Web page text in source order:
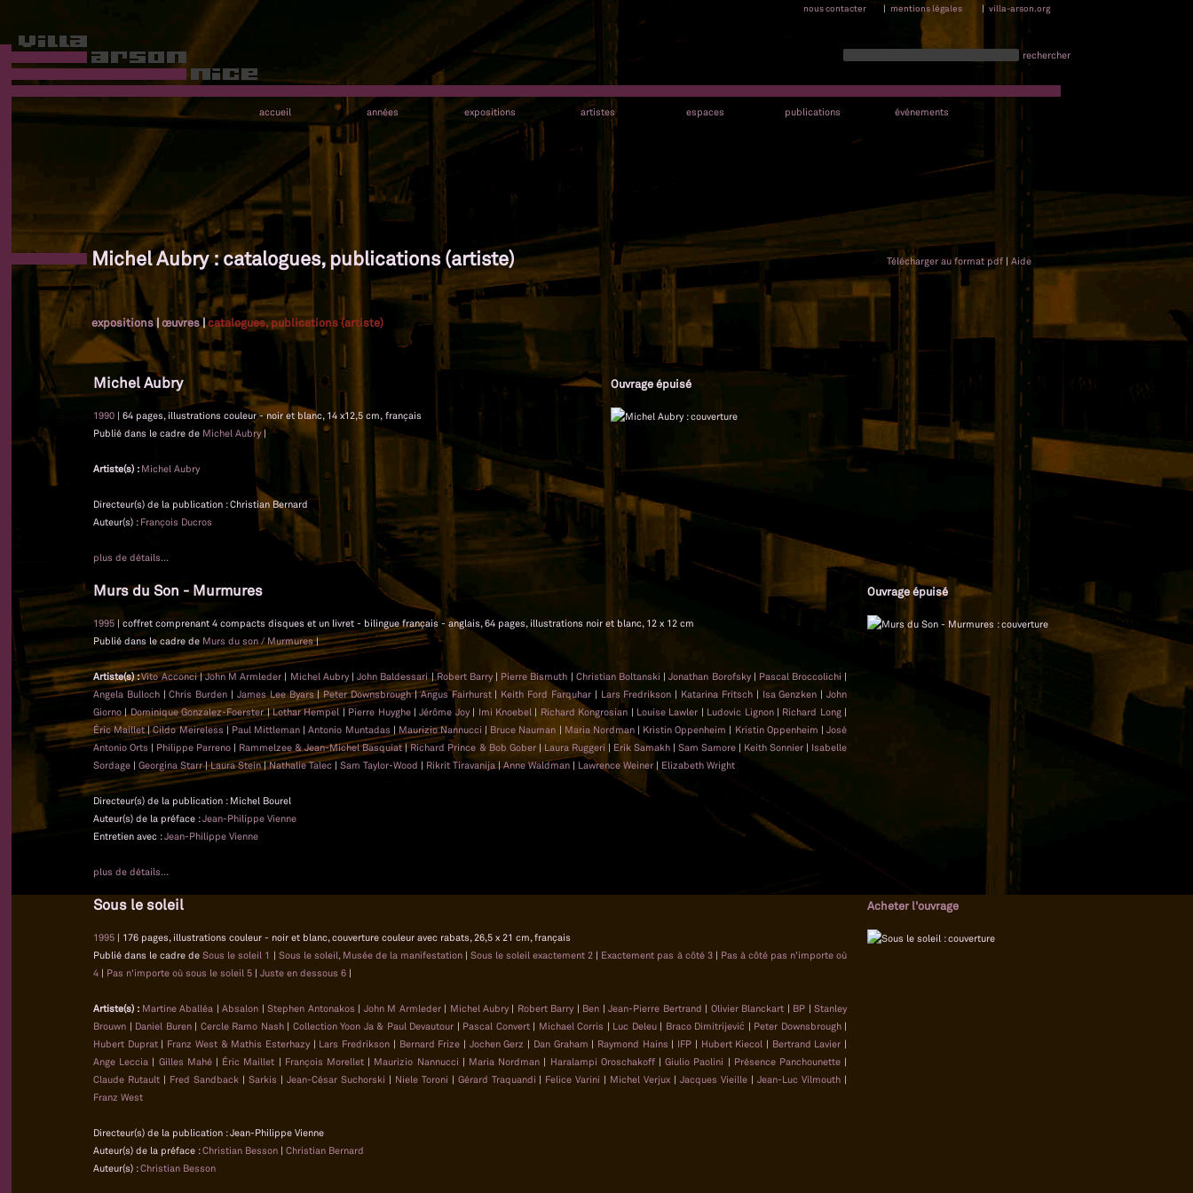
nous contacter | mentions légales | villa-arson.org
rechercher
accueil années expositions artistes espaces publications événements
Michel Aubry : catalogues, publications (artiste) Télécharger au format pdf | Aide
expositions|œuvres|catalogues, publications (artiste)
Michel Aubry Ouvrage épuisé
1990 | 64 pages, illustrations couleur - noir et blanc, 14 x12,5 cm, français
Publié dans le cadre de Michel Aubry |
Artiste(s) : Michel Aubry
Directeur(s) de la publication : Christian Bernard
Auteur(s) : François Ducros
plus de détails...
Murs du Son - Murmures Ouvrage épuisé
1995 | coffret comprenant 4 compacts disques et un livret - bilingue français - anglais, 64 pages, illustrations noir et blanc, 12 x 12 cm
Publié dans le cadre de Murs du son / Murmures|
Artiste(s) :Vito Acconci|John M Armleder | Michel Aubry|John Baldessari|Robert Barry| Pierre Bismuth | Christian Boltanski |Jonathan Borofsky| Pascal Broccolichi |
Angela Bulloch|Chris Burden | James Lee Byars|Peter Downsbrough|Angus Fairhurst| Keith Ford Farquhar| Lars Fredrikson | Katarina Fritsch| Isa Genzken |John
Giorno |Dominique Gonzalez-Foerster|Lothar Hempel|Pierre Huyghe|Jérôme Joy| Imi Knoebel | Richard Kongrosian | Louise Lawler | Ludovic Lignon| Richard Long|
Éric Maillet|Cildo Meireless|Paul Mittleman |Antonio Muntadas | Maurizio Nannucci | Bruce Nauman | Maria Nordman| Kristin Oppenheim | Kristin Oppenheim |José
Antonio Orts | Philippe Parreno | Rammelzee & Jean-Michel Basquiat|Richard Prince & Bob Gober| Laura Ruggeri | Erik Samakh| Sam Samore| Keith Sonnier | Isabelle
Sordage | Georgina Starr|Laura Stein|Nathalie Talec | Sam Taylor-Wood | Rikrit Tiravanija|Anne Waldman | Lawrence Weiner | Elizabeth Wright
Directeur(s) de la publication : Michel Bourel
Auteur(s) de la préface :Jean-Philippe Vienne
Entretien avec :Jean-Philippe Vienne
plus de détails...
Sous le soleil Acheter l'ouvrage
1995 | 176 pages, illustrations couleur - noir et blanc, couverture couleur avec rabats, 26,5 x 21 cm, français
Publié dans le cadre deSous le soleil 1 | Sous le soleil, Musée de la manifestation|Sous le soleil exactement 2 | Exactement pas à côté 3| Pas à côté pas n'importe où
4 | Pas n'importe où sous le soleil 5 | Juste en dessous 6 |
Artiste(s) : Martine Aballéa |Absalon |Stephen Antonakos | John M Armleder| Michel Aubry | Robert Barry | Ben |Jean-Pierre Bertrand | Olivier Blanckart | BP |Stanley
Brouwn | Daniel Buren| Cercle Ramo Nash| Collection Yoon Ja & Paul Devautour | Pascal Convert| Michael Corris | Luc Deleu| Braco Dimitrijević | Peter Downsbrough|
Hubert Duprat| Franz West & Mathis Esterhazy| Lars Fredrikson | Bernard Frize | Jochen Gerz | Dan Graham | Raymond Hains | IFP | Hubert Kiecol | Bertrand Lavier |
Ange Leccia | Gilles Mahé| Éric Maillet | François Morellet| Maurizio Nannucci | Maria Nordman | Haralampi Oroschakoff|Giulio Paolini | Présence Panchounette|
Claude Rutault| Fred Sandback| Sarkis | Jean-César Suchorski | Niele Toroni | Gérard Traquandi | Felice Varini | Michel Verjux |Jacques Vieille |Jean-Luc Vilmouth |
Franz West
Directeur(s) de la publication : Jean-Philippe Vienne
Auteur(s) de la préface :Christian Besson | Christian Bernard
Auteur(s) :Christian Besson